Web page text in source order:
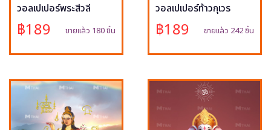
วอลเปเปอร์พระสีวลี
฿189 ขายแล้ว 180 ชิ้น
วอลเปเปอร์ท้าวกุเวร
฿189 ขายแล้ว 242 ชิ้น